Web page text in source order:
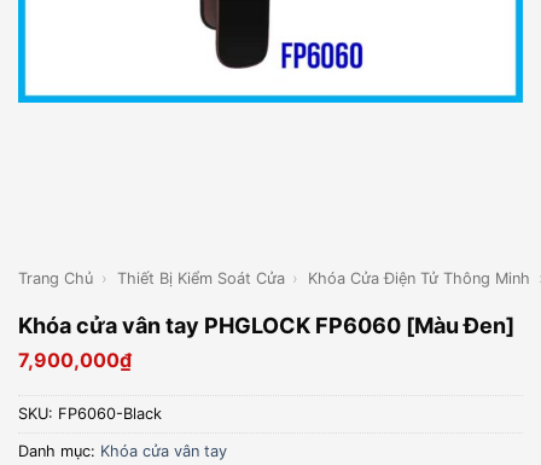
Trang Chủ › Thiết Bị Kiểm Soát Cửa › Khóa Cửa Điện Tử Thông Minh
Khóa cửa vân tay PHGLOCK FP6060 [Màu Đen]
7,900,000₫
SKU: FP6060-Black
Danh mục: Khóa cửa vân tay